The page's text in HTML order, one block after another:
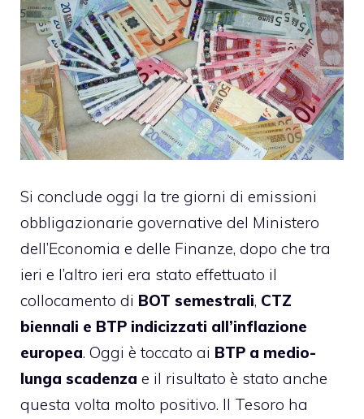
Si conclude oggi la tre giorni di emissioni
obbligazionarie governative del Ministero
dell’Economia e delle Finanze, dopo che tra
ieri e l’altro ieri era stato effettuato il
collocamento di BOT semestrali, CTZ
biennali e BTP indicizzati all’inflazione
europea. Oggi è toccato ai BTP a medio-
lunga scadenza e il risultato è stato anche
questa volta molto positivo. Il Tesoro ha